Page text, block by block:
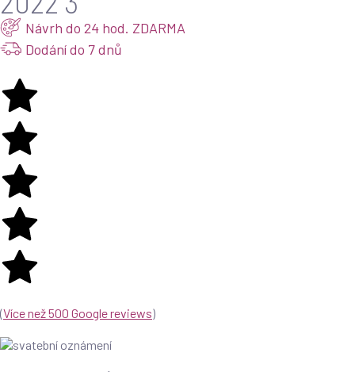
Návrh do 24 hod. ZDARMA
Dodání do 7 dnů
(Více než 500 Google reviews)